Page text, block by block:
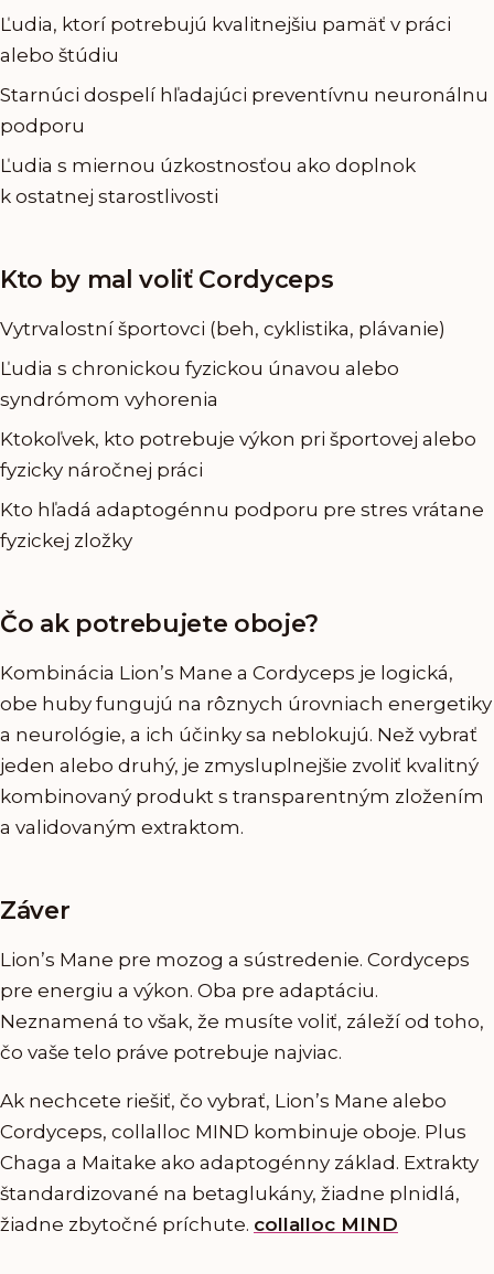
Ľudia, ktorí potrebujú kvalitnejšiu pamäť v práci
alebo štúdiu
Starnúci dospelí hľadajúci preventívnu neuronálnu
podporu
Ľudia s miernou úzkostnosťou ako doplnok
k ostatnej starostlivosti
Kto by mal voliť Cordyceps
Vytrvalostní športovci (beh, cyklistika, plávanie)
Ľudia s chronickou fyzickou únavou alebo
syndrómom vyhorenia
Ktokoľvek, kto potrebuje výkon pri športovej alebo
fyzicky náročnej práci
Kto hľadá adaptogénnu podporu pre stres vrátane
fyzickej zložky
Čo ak potrebujete oboje?
Kombinácia Lion’s Mane a Cordyceps je logická,
obe huby fungujú na rôznych úrovniach energetiky
a neurológie, a ich účinky sa neblokujú. Než vybrať
jeden alebo druhý, je zmysluplnejšie zvoliť kvalitný
kombinovaný produkt s transparentným zložením
a validovaným extraktom.
Záver
Lion’s Mane pre mozog a sústredenie. Cordyceps
pre energiu a výkon. Oba pre adaptáciu.
Neznamená to však, že musíte voliť, záleží od toho,
čo vaše telo práve potrebuje najviac.
Ak nechcete riešiť, čo vybrať, Lion’s Mane alebo
Cordyceps, collalloc MIND kombinuje oboje. Plus
Chaga a Maitake ako adaptogénny základ. Extrakty
štandardizované na betaglukány, žiadne plnidlá,
žiadne zbytočné príchute. collalloc MIND